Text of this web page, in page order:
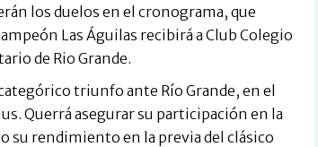
los duelos en el cronograma, que
Las Águilas recibirá a Club Colegio
de Rio Grande.
triunfo ante Río Grande, en el
Querrá asegurar su participación en la
su rendimiento en la previa del clásico